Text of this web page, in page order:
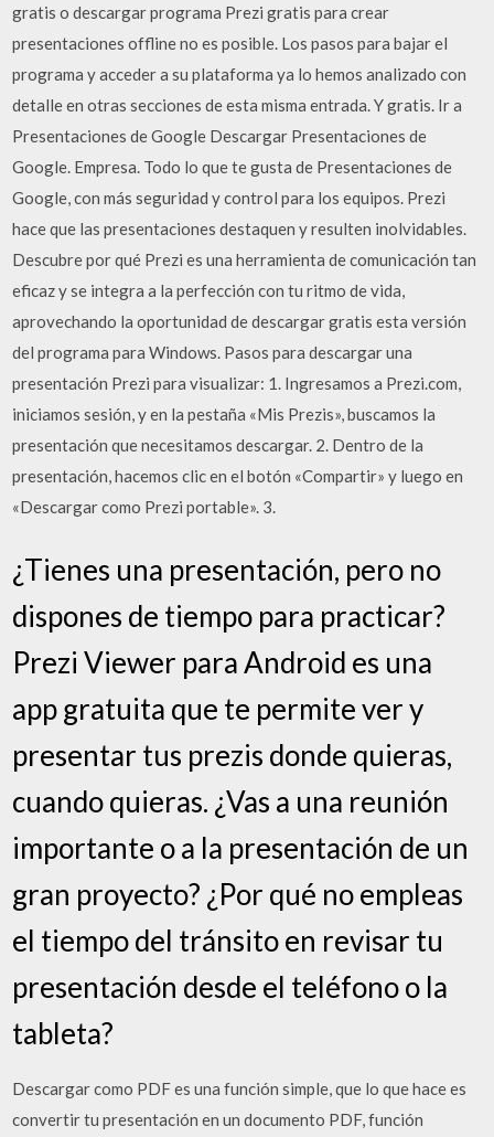
gratis o descargar programa Prezi gratis para crear
presentaciones offline no es posible. Los pasos para bajar el
programa y acceder a su plataforma ya lo hemos analizado con
detalle en otras secciones de esta misma entrada. Y gratis. Ir a
Presentaciones de Google Descargar Presentaciones de
Google. Empresa. Todo lo que te gusta de Presentaciones de
Google, con más seguridad y control para los equipos. Prezi
hace que las presentaciones destaquen y resulten inolvidables.
Descubre por qué Prezi es una herramienta de comunicación tan
eficaz y se integra a la perfección con tu ritmo de vida,
aprovechando la oportunidad de descargar gratis esta versión
del programa para Windows. Pasos para descargar una
presentación Prezi para visualizar: 1. Ingresamos a Prezi.com,
iniciamos sesión, y en la pestaña «Mis Prezis», buscamos la
presentación que necesitamos descargar. 2. Dentro de la
presentación, hacemos clic en el botón «Compartir» y luego en
«Descargar como Prezi portable». 3.
¿Tienes una presentación, pero no
dispones de tiempo para practicar?
Prezi Viewer para Android es una
app gratuita que te permite ver y
presentar tus prezis donde quieras,
cuando quieras. ¿Vas a una reunión
importante o a la presentación de un
gran proyecto? ¿Por qué no empleas
el tiempo del tránsito en revisar tu
presentación desde el teléfono o la
tableta?
Descargar como PDF es una función simple, que lo que hace es
convertir tu presentación en un documento PDF, función